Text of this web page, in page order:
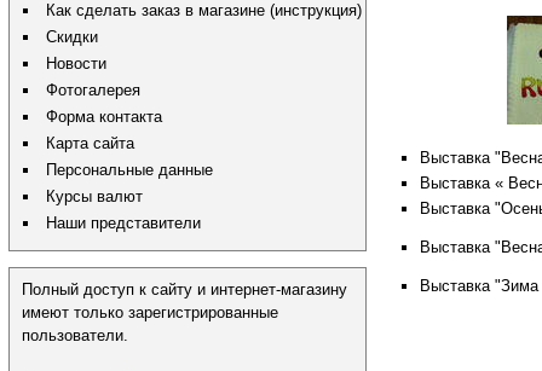
Выставка
Выставка «
Выставка
Выставка
Выставка "Зима
Как сделать заказ в магазине (инструкция)
Скидки
Новости
Фотогалерея
Форма контакта
Карта сайта
Персональные данные
Курсы валют
Наши представители
Полный доступ к сайту и интернет-магазину
имеют только зарегистрированные
пользователи.